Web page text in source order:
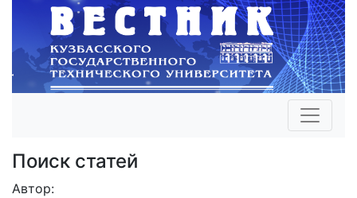
Поиск статей
Автор: